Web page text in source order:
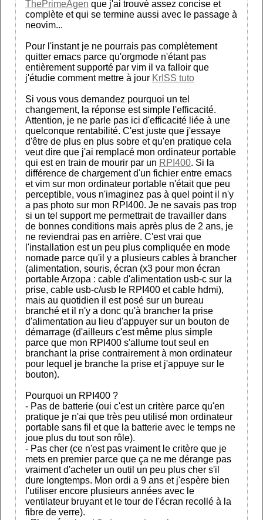
ThePrimeAgen que j'ai trouvé assez concise et
complète et qui se termine aussi avec le passage à
neovim...
Pour l'instant je ne pourrais pas complètement
quitter emacs parce qu'orgmode n'étant pas
entièrement supporté par vim il va falloir que
j'étudie comment mettre à jour KrISS tuto
Si vous vous demandez pourquoi un tel
changement, la réponse est simple l'efficacité.
Attention, je ne parle pas ici d'efficacité liée à une
quelconque rentabilité. C'est juste que j'essaye
d'être de plus en plus sobre et qu'en pratique cela
veut dire que j'ai remplacé mon ordinateur portable
qui est en train de mourir par un RPI400. Si la
différence de chargement d'un fichier entre emacs
et vim sur mon ordinateur portable n'était que peu
perceptible, vous n'imaginez pas à quel point il n'y
a pas photo sur mon RPI400. Je ne savais pas trop
si un tel support me permettrait de travailler dans
de bonnes conditions mais après plus de 2 ans, je
ne reviendrai pas en arrière. C'est vrai que
l'installation est un peu plus compliquée en mode
nomade parce qu'il y a plusieurs cables à brancher
(alimentation, souris, écran (x3 pour mon écran
portable Arzopa : cable d'alimentation usb-c sur la
prise, cable usb-c/usb le RPI400 et cable hdmi),
mais au quotidien il est posé sur un bureau
branché et il n'y a donc qu'à brancher la prise
d'alimentation au lieu d'appuyer sur un bouton de
démarrage (d'ailleurs c'est même plus simple
parce que mon RPI400 s'allume tout seul en
branchant la prise contrairement à mon ordinateur
pour lequel je branche la prise et j'appuye sur le
bouton).
Pourquoi un RPI400 ?
- Pas de batterie (oui c'est un critère parce qu'en
pratique je n'ai que très peu utilisé mon ordinateur
portable sans fil et que la batterie avec le temps ne
joue plus du tout son rôle).
- Pas cher (ce n'est pas vraiment le critère que je
mets en premier parce que ça ne me dérange pas
vraiment d'acheter un outil un peu plus cher s'il
dure longtemps. Mon ordi a 9 ans et j'espère bien
l'utiliser encore plusieurs années avec le
ventilateur bruyant et le tour de l'écran recollé à la
fibre de verre).